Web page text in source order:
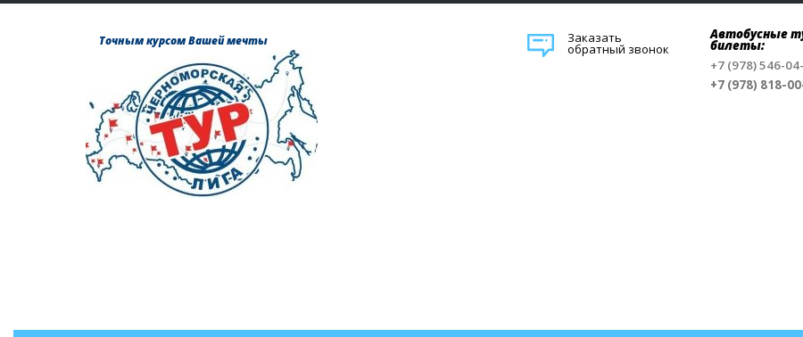
Точным курсом Вашей мечты Заказать
обратный звонок
Автобусные
билеты:
+7 (978) 546-
+7 (978) 818-